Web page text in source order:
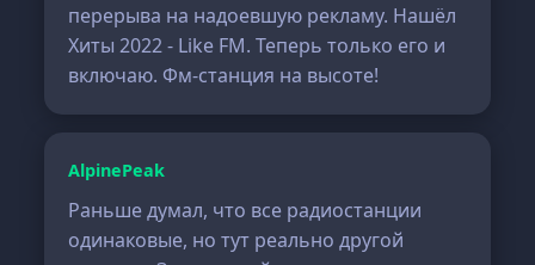
перерыва на надоевшую рекламу. Нашёл
Хиты 2022 - Like FM. Теперь только его и
включаю. Фм-станция на высоте!
AlpinePeak
Раньше думал, что все радиостанции
одинаковые, но тут реально другой